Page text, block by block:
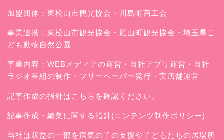
加盟団体：東松山市観光協会・川島町商工会
事業連携：東松山市観光協会・嵐山町観光協会・埼玉県こ
ども動物自然公園
事業内容：WEBメディアの運営・自社アプリ運営・自社
ラジオ番組の制作・フリーペーパー発行・実店舗運営
記事作成の指針はこちらを確認ください。
記事作成・編集に関する指針(コンテンツ制作ポリシー)
当社は収益の一部を病気の子の支援や子どもたちの居場所